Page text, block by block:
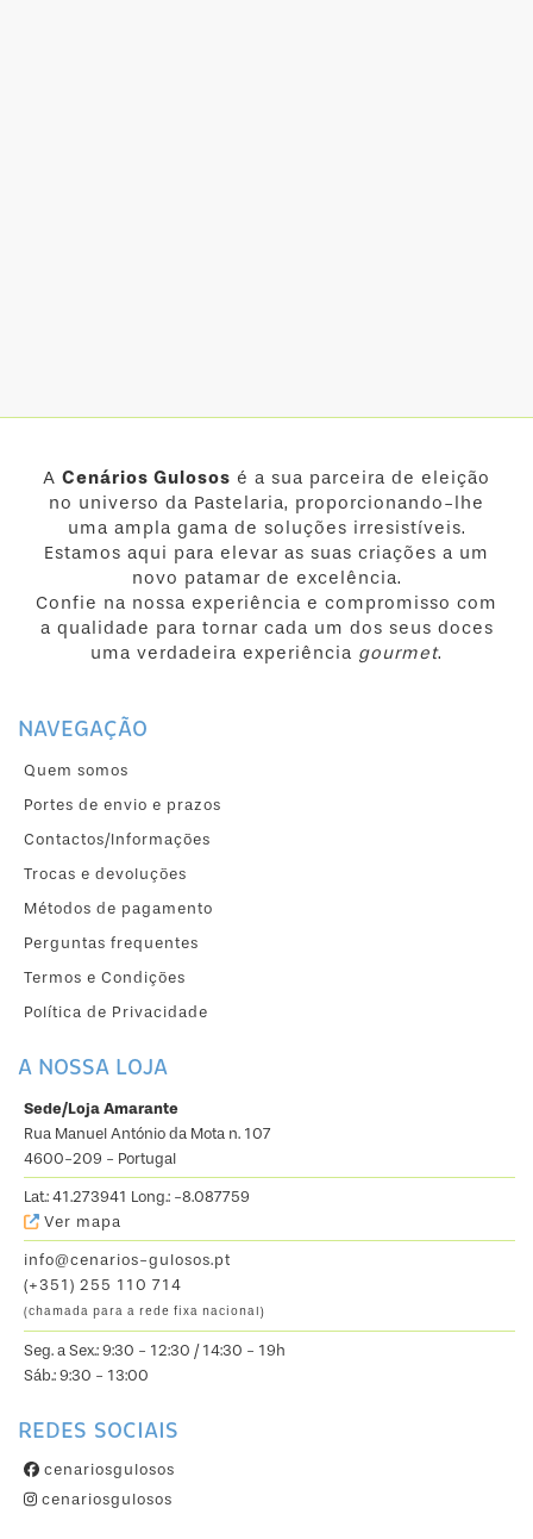
A Cenários Gulosos é a sua parceira de eleição
no universo da Pastelaria, proporcionando-lhe
uma ampla gama de soluções irresistíveis.
Estamos aqui para elevar as suas criações a um
novo patamar de excelência.
Confie na nossa experiência e compromisso com
a qualidade para tornar cada um dos seus doces
uma verdadeira experiência gourmet.
NAVEGAÇÃO
Quem somos
Portes de envio e prazos
Contactos/Informações
Trocas e devoluções
Métodos de pagamento
Perguntas frequentes
Termos e Condições
Política de Privacidade
A NOSSA LOJA
Sede/Loja Amarante
Rua Manuel António da Mota n. 107
4600-209 - Portugal
Lat.: 41.273941 Long.: -8.087759
Ver mapa
info@cenarios-gulosos.pt
(+351) 255 110 714
(chamada para a rede fixa nacional)
Seg. a Sex.: 9:30 - 12:30 / 14:30 - 19h
Sáb.: 9:30 - 13:00
REDES SOCIAIS
cenariosgulosos
cenariosgulosos